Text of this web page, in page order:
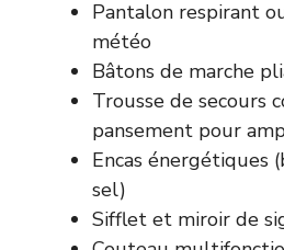
Pantalon respirant
météo
Bâtons de marche
Trousse de secours
pansement pour
Encas énergétiques
sel)
Sifflet et miroir de